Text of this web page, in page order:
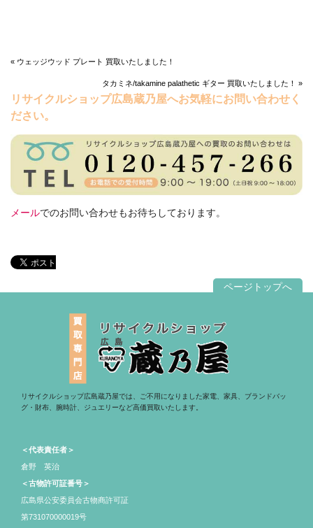
« ウェッジウッド プレート 買取いたしました！
タカミネ/takamine palathetic ギター 買取いたしました！ »
リサイクルショップ広島蔵乃屋へお気軽にお問い合わせく
ださい。
メールでのお問い合わせもお待ちしております。
ページトップへ
リサイクルショップ広島蔵乃屋では、ご不用になりました家電、家具、ブランドバッ
グ・財布、腕時計、ジュエリーなど高価買取いたします。
＜代表責任者＞
倉野 英治
＜古物許可証番号＞
広島県公安委員会古物商許可証
第731070000019号